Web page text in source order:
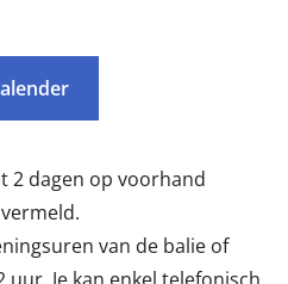
2 dagen op voorhand
van de balie of